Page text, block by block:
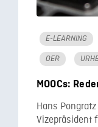
E-LEARNING
OER
MOOCs:
Hans
Vizepräsident